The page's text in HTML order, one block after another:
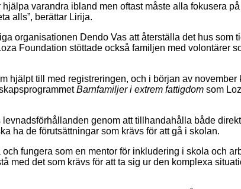
varandra ibland men oftast måste alla fokusera
alls”, berättar Lirija.
organisationen Dendo Vas att återställa det hus som
Foundation stöttade också familjen med volontärer
hjälpt till med registreringen, och i början av
Barnfamiljer i extrem fattigdom som
genom att tillhandahålla både
ha de förutsättningar som krävs för att gå i skolan.
fungera som en mentor för inkludering i skola och
med det som krävs för att ta sig ur den komplexa